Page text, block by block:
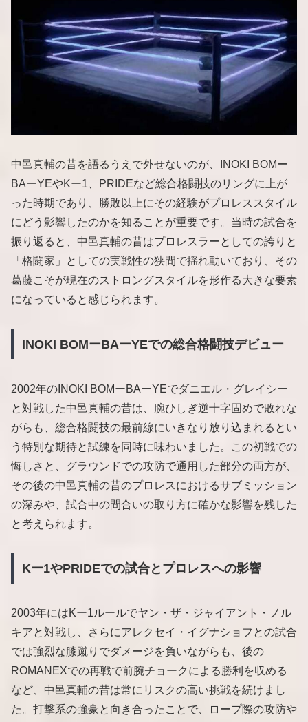
中邑真輔の昔を語るうえで外せないのが、INOKI BOMー
BAーYEやKー1、PRIDEなど総合格闘技のリングに上が
った時期であり、勝敗以上にその経験がプロレススタイル
にどう影響したのかを知ることが重要です。当時の試合を
振り返ると、中邑真輔の昔はプロレスラーとしての誇りと
「格闘家」としての実戦性の狭間で揺れ動いており、その
葛藤こそが現在のストロングスタイルを形作る大きな要素
になっていると感じられます。
INOKI BOMーBAーYEでの総合格闘技デビュー
2002年のINOKI BOMーBAーYEでダニエル・グレイシー
と対戦した中邑真輔の昔は、腕ひしぎ逆十字固めで敗れな
がらも、総合格闘技の最前線にいきなり放り込まれるとい
う特別な期待と試練を同時に味わいました。この初戦での
悔しさと、グラウンドでの攻防で通用した部分の両方が、
その後の中邑真輔の昔のプロレスにおけるサブミッション
の深みや、試合中の間合いの取り方に確かな影響を残した
と考えられます。
Kー1やPRIDEでの試合とプロレスへの影響
2003年にはKー1ルールでヤン・ザ・ジャイアント・ノル
キアと対戦し、さらにアレクセイ・イグナショフとの試合
では強烈な膝蹴りでダメージを負いながらも、後の
ROMANEXでの再戦で前腕チョークによる勝利を収める
など、中邑真輔の昔は常にリスクの高い挑戦を続けまし
た。打撃系の強豪と向き合ったことで、ロープ際の攻防や